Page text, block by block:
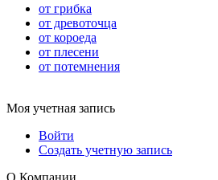
от грибка
от древоточца
от короеда
от плесени
от потемнения
Моя учетная запись
Войти
Создать учетную запись
О Компании